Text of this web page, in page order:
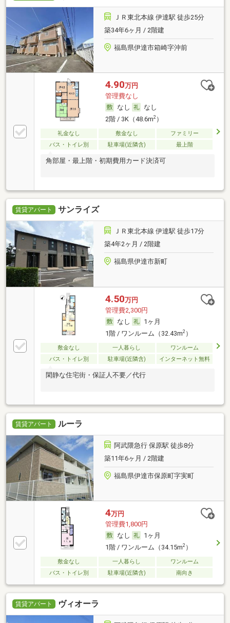
ＪＲ東北本線 伊達駅 徒歩25分
築34年6ヶ月 / 2階建
福島県伊達市箱崎字沖前
4.90万円
管理費なし
なし
なし
2階 / 3K（48.6m2）
礼金なし 敷金なし
ファミリー
バス・トイレ別
駐車場(近隣含) 最上階
角部屋・最上階・初期費用カード決済可
賃貸アパート サンライズ
ＪＲ東北本線 伊達駅 徒歩17分
築4年2ヶ月 / 2階建
福島県伊達市新町
4.50万円
管理費2,300円
なし
1ヶ月
1階 / ワンルーム（32.43m2）
敷金なし 一人暮らし
ワンルーム
バス・トイレ別
駐車場(近隣含) インターネット無料
閑静な住宅街・保証人不要／代行
賃貸アパート ルーラ
阿武隈急行 保原駅 徒歩8分
築11年6ヶ月 / 2階建
福島県伊達市保原町字実町
4万円
管理費1,800円
なし
1ヶ月
1階 / ワンルーム（34.15m2）
敷金なし 一人暮らし
ワンルーム
バス・トイレ別
駐車場(近隣含) 南向き
賃貸アパート ヴィオーラ